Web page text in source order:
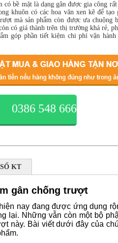
có bề mặt là dạng gân được gia công
khuôn có các hoa văn xen kẽ để
mà sản phẩm còn được ưa chuộng
có giá thành trên thị trường khá rẻ,
góp phần tiết kiệm chi phí vận
0386 548 666
KT
gân chống trượt
nay đang được ứng dụng
lại. Những vẫn còn một bộ
này. Bài viết dưới đây của